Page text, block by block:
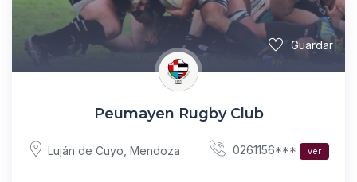
Guardar
Peumayen Rugby Club
Luján de Cuyo Mendoza 0261156*** ver